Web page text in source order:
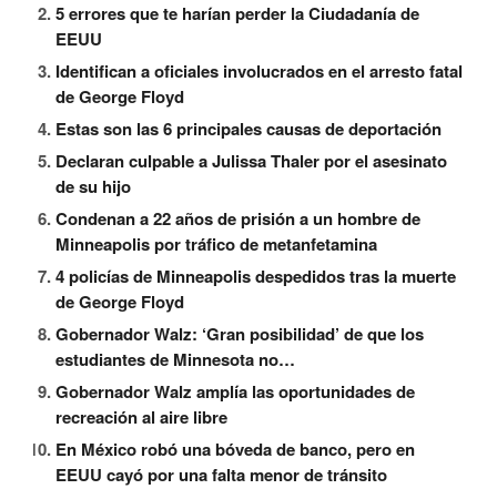
5 errores que te harían perder la Ciudadanía de
EEUU
Identifican a oficiales involucrados en el arresto fatal
de George Floyd
Estas son las 6 principales causas de deportación
Declaran culpable a Julissa Thaler por el asesinato
de su hijo
Condenan a 22 años de prisión a un hombre de
Minneapolis por tráfico de metanfetamina
4 policías de Minneapolis despedidos tras la muerte
de George Floyd
Gobernador Walz: ‘Gran posibilidad’ de que los
estudiantes de Minnesota no…
Gobernador Walz amplía las oportunidades de
recreación al aire libre
En México robó una bóveda de banco, pero en
EEUU cayó por una falta menor de tránsito